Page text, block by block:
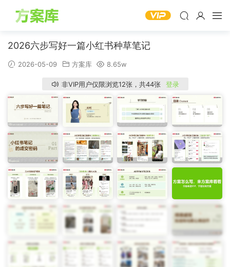
2026六步写好一篇小红书种草笔记
2026-05-09 方案库 8.65w
非VIP用户仅限浏览12张，共44张 登录